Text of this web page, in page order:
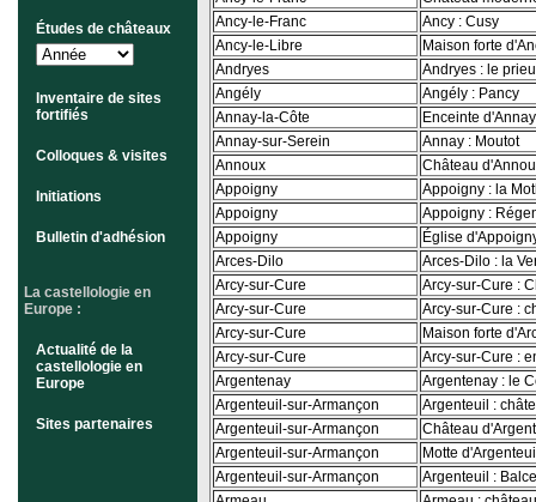
Études de châteaux
Inventaire de sites
fortifiés
Colloques & visites
Initiations
Bulletin d'adhésion
La castellologie en
Europe :
Actualité de la
castellologie en
Europe
Sites partenaires
Ancy-le-Franc
Ancy : Cusy
Ancy-le-Libre
Maison forte
Andryes
Andryes : le
Angély
Angély : Pancy
Annay-la-Côte
Enceinte
Annay-sur-Serein
Annay : Moutot
Annoux
Château
Appoigny
Appoigny : la
Appoigny
Appoigny :
Appoigny
Église
Arces-Dilo
Arces-Dilo : la
Arcy-sur-Cure
Arcy-sur-Cure :
Arcy-sur-Cure
Arcy-sur-Cure :
Arcy-sur-Cure
Maison forte
Arcy-sur-Cure
Arcy-sur-Cure :
Argentenay
Argentenay : le
Argenteuil-sur-Armançon
Argenteuil :
Argenteuil-sur-Armançon
Château
Argenteuil-sur-Armançon
Motte
Argenteuil-sur-Armançon
Argenteuil :